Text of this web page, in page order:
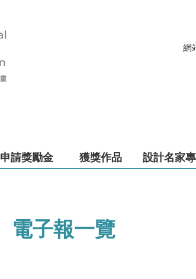
網
申請獎勵金 獲獎作品 設計名家
電子報一覽